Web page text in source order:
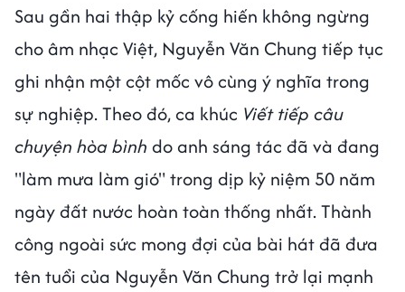
Sau gần hai thập kỷ cống hiến không ngừng
cho âm nhạc Việt, Nguyễn Văn Chung tiếp tục
ghi nhận một cột mốc vô cùng ý nghĩa trong
sự nghiệp. Theo đó, ca khúc Viết tiếp câu
chuyện hòa bình do anh sáng tác đã và đang
"làm mưa làm gió" trong dịp kỷ niệm 50 năm
ngày đất nước hoàn toàn thống nhất. Thành
công ngoài sức mong đợi của bài hát đã đưa
tên tuổi của Nguyễn Văn Chung trở lại mạnh